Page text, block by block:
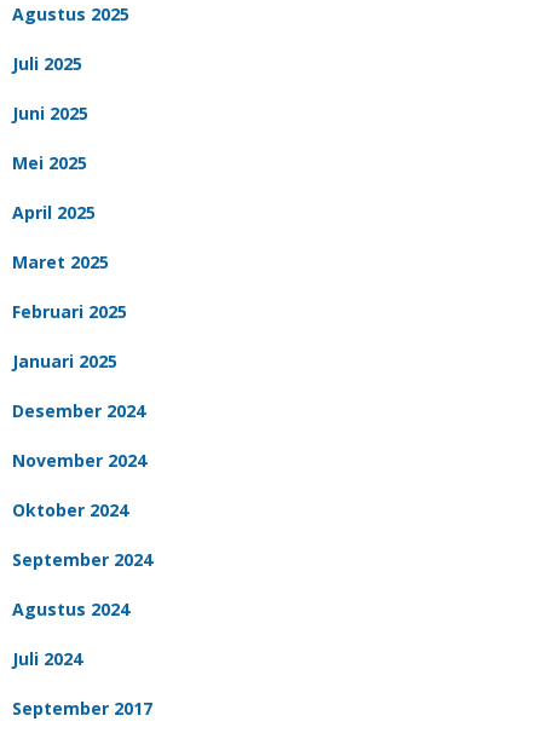
Agustus 2025
Juli 2025
Juni 2025
Mei 2025
April 2025
Maret 2025
Februari 2025
Januari 2025
Desember 2024
November 2024
Oktober 2024
September 2024
Agustus 2024
Juli 2024
September 2017